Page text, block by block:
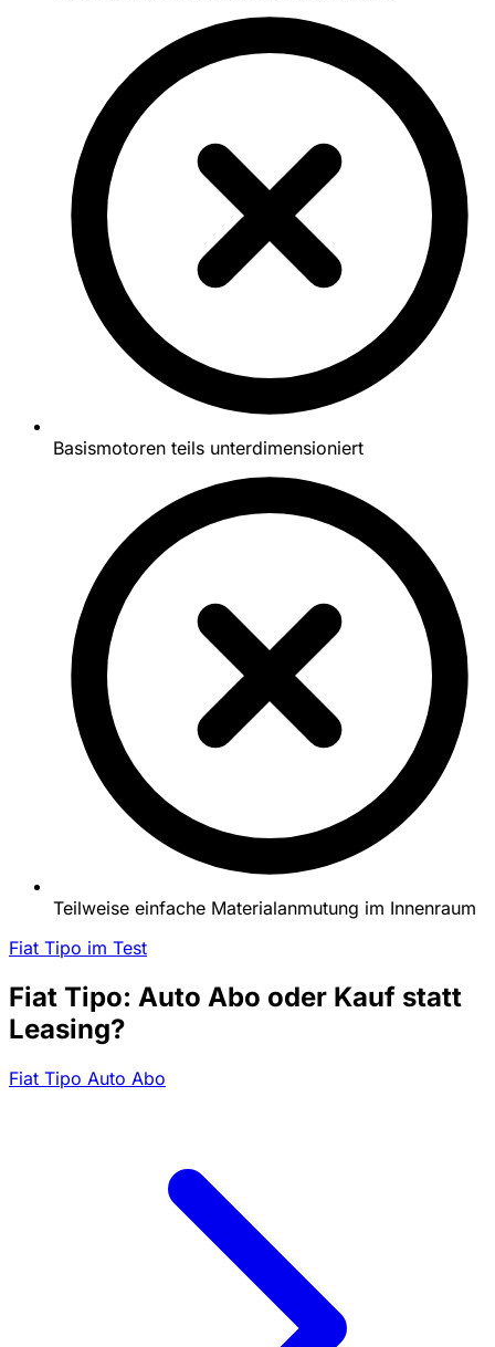
Basismotoren teils unterdimensioniert
Teilweise einfache Materialanmutung im Innenraum
Fiat Tipo im Test
Fiat Tipo: Auto Abo oder Kauf statt
Leasing?
Fiat Tipo Auto Abo